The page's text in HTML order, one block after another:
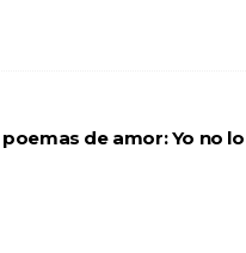
poemas de amor: Yo no